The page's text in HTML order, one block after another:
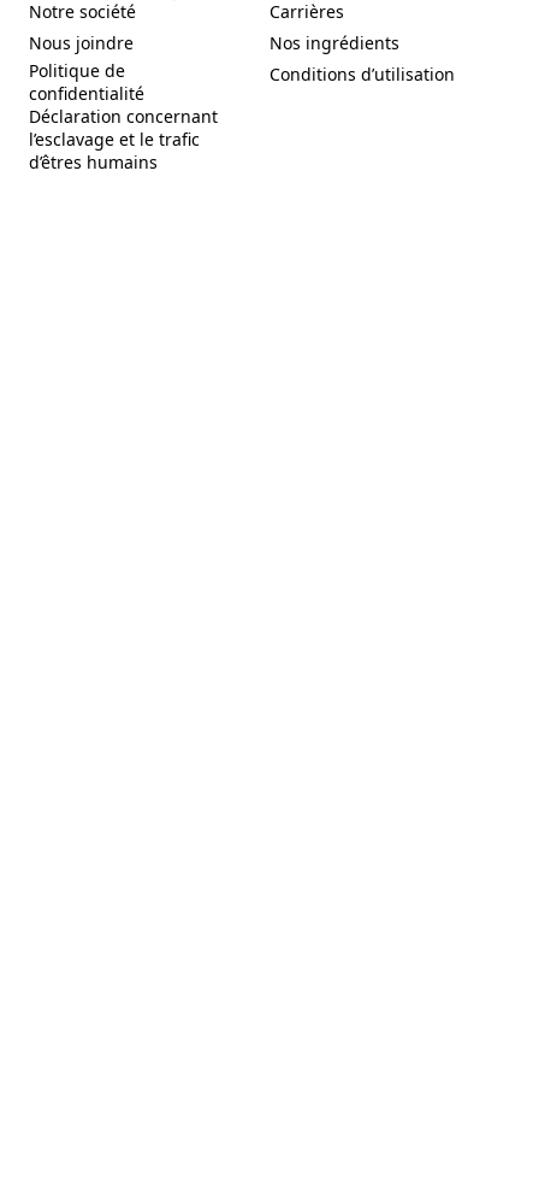
Notre société
(Opens in a new tab)
Nous joindre
(Opens in a new tab)
Politique de
confidentialité
(Opens in a new tab)
Déclaration concernant
l’esclavage et le trafic
d’êtres humains
(Opens in a new tab)
Carrières
(Opens in a new tab)
Nos ingrédients
(Opens in a new tab)
Conditions d’utilisation
(Opens in a new tab)